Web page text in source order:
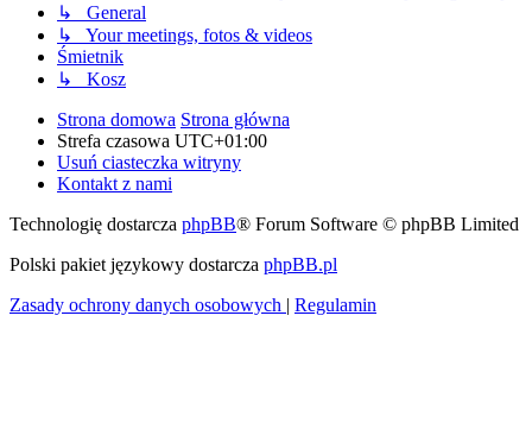
↳ General
↳ Your meetings, fotos & videos
Śmietnik
↳ Kosz
Strona domowa Strona główna
Strefa czasowa UTC+01:00
Usuń ciasteczka witryny
Kontakt z nami
Technologię dostarcza phpBB® Forum Software © phpBB Limited
Polski pakiet językowy dostarcza phpBB.pl
Zasady ochrony danych osobowych | Regulamin